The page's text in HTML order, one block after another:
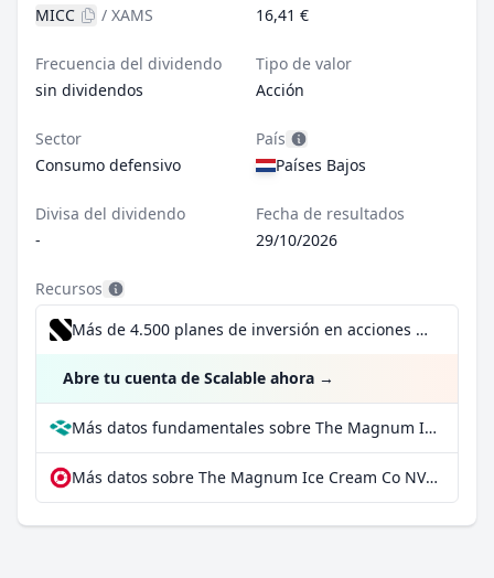
MICC
/ XAMS
16,41 €
Frecuencia del dividendo
sin dividendos
Tipo de valor
Acción
Sector
Consumo defensivo
País
Países Bajos
Divisa del dividendo
-
Fecha de resultados
29/10/2026
Recursos
Más de 4.500 planes de inversión en acciones desde 1 €
Abre tu cuenta de Scalable ahora →
Más datos fundamentales sobre The Magnum Ice Cream Co NV en Parqet
Más datos sobre The Magnum Ice Cream Co NV en extraETF